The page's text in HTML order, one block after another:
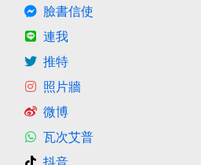
臉書信使
連我
推特
照片牆
微博
瓦次艾普